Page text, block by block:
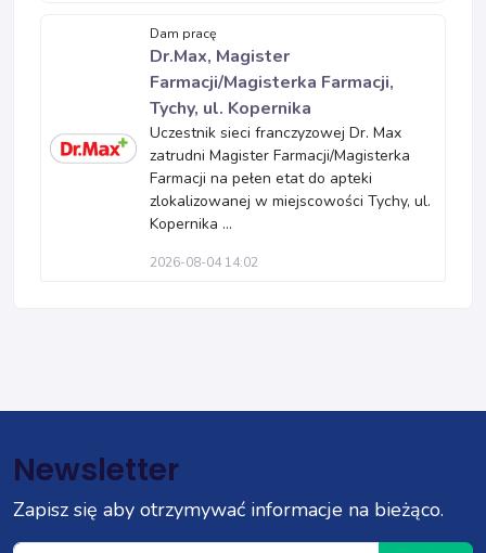
Dam pracę
Dr.Max, Magister
Farmacji/Magisterka Farmacji,
Tychy, ul. Kopernika
Uczestnik sieci franczyzowej Dr. Max
zatrudni Magister Farmacji/Magisterka
Farmacji na pełen etat do apteki
zlokalizowanej w miejscowości Tychy, ul.
Kopernika ...
2026-08-04 14:02
Newsletter
Zapisz się aby otrzymywać informacje na bieżąco.